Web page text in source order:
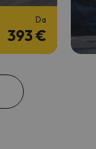
Da
393 €